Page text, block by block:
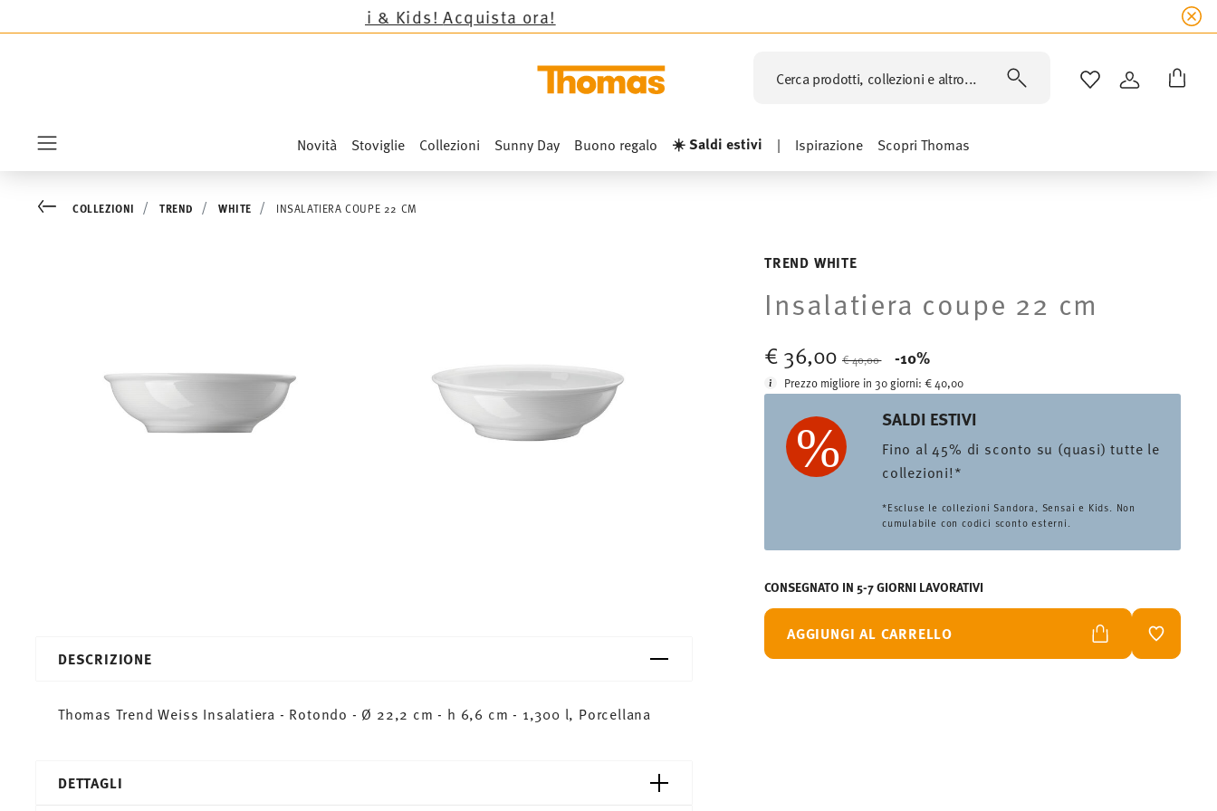
Acquista ora!
Cerca prodotti, collezioni e altro... LISTA DESIDERI
ACCEDI
Novità Stoviglie Collezioni Sunny Day Buono regalo ☀️ Saldi estivi | Ispirazione Scopri Thomas
TREND WHITE
Insalatiera coupe 22 cm
€ 36,00€ 40,00
-10%
Prezzo migliore in 30 giorni:€ 40,00
SALDI ESTIVI
Fino al 45% di sconto su (quasi) tutte le
collezioni!*
*Escluse le collezioni Sandora, Sensai e Kids. Non
cumulabile con codici sconto esterni.
CONSEGNATO IN 5-7 GIORNI LAVORATIVI
AGGIUNGI AL CARRELLO LISTA
Go backCOLLEZIONI TREND WHITE INSALATIERA COUPE 22 CM
DESCRIZIONE
Thomas Trend Weiss Insalatiera - Rotondo - Ø 22,2 cm - h 6,6 cm - 1,300 l, Porcellana
DETTAGLI